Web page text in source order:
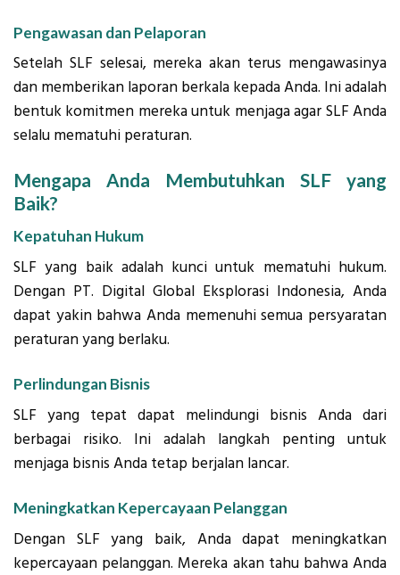
Pengawasan dan Pelaporan
Setelah SLF selesai, mereka akan terus mengawasinya
dan memberikan laporan berkala kepada Anda. Ini adalah
bentuk komitmen mereka untuk menjaga agar SLF Anda
selalu mematuhi peraturan.
Mengapa Anda Membutuhkan SLF yang
Baik?
Kepatuhan Hukum
SLF yang baik adalah kunci untuk mematuhi hukum.
Dengan PT. Digital Global Eksplorasi Indonesia, Anda
dapat yakin bahwa Anda memenuhi semua persyaratan
peraturan yang berlaku.
Perlindungan Bisnis
SLF yang tepat dapat melindungi bisnis Anda dari
berbagai risiko. Ini adalah langkah penting untuk
menjaga bisnis Anda tetap berjalan lancar.
Meningkatkan Kepercayaan Pelanggan
Dengan SLF yang baik, Anda dapat meningkatkan
kepercayaan pelanggan. Mereka akan tahu bahwa Anda